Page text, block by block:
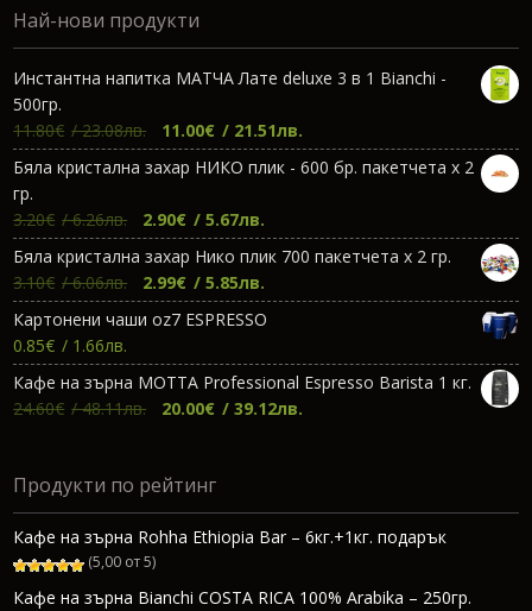
Най-нови продукти
Инстантна напитка МАТЧА Лате deluxe 3 в 1 Bianchi -
500гр.
11.80€ / 23.08лв.
Original
price
was:
11.00€ / 21.51лв.Текущата
цена
е:
Бяла кристална захар НИКО плик - 600 бр. пакетчета х 2
гр.
3.20€ / 6.26лв.
Original
price
was:
3.20€.
2.90€ / 5.67лв.Текущата
цена
е:
2.90€.
Бяла кристална захар Нико плик 700 пакетчета х 2 гр.
3.10€ / 6.06лв.
Original
price
was:
3.10€.
2.99€ / 5.85лв.Текущата
цена
е:
2.99€.
Картонени чаши oz7 ESPRESSO
0.85€ / 1.66лв.
Кафе на зърна МОТТА Professional Espresso Barista 1 кг.
24.60€ / 48.11лв.
Original
24.60€.
20.00€ / 39.12лв.Текущата
Продукти по рейтинг
Кафе на зърна Rohha Ethiopia Bar – 6кг.+1кг. подарък
(5,00 от 5)
Кафе на зърна Bianchi COSTA RICA 100% Arabika – 250гр.